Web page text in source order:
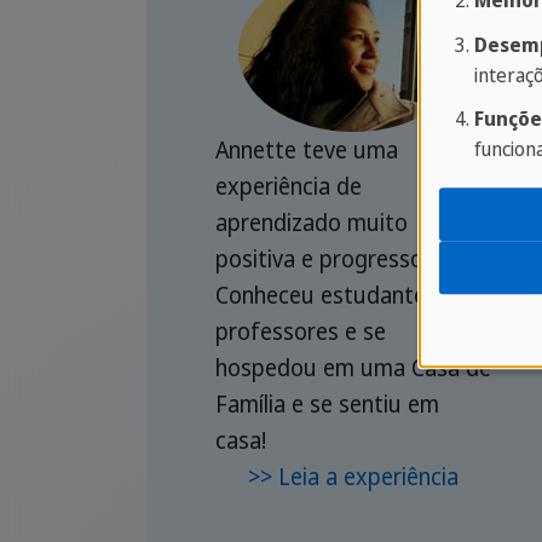
Annette teve uma
experiência de
aprendizado muito
positiva e progressora.
Conheceu estudantes,
professores e se
hospedou em uma Casa de
Família e se sentiu em
casa!
>> Leia a experiência